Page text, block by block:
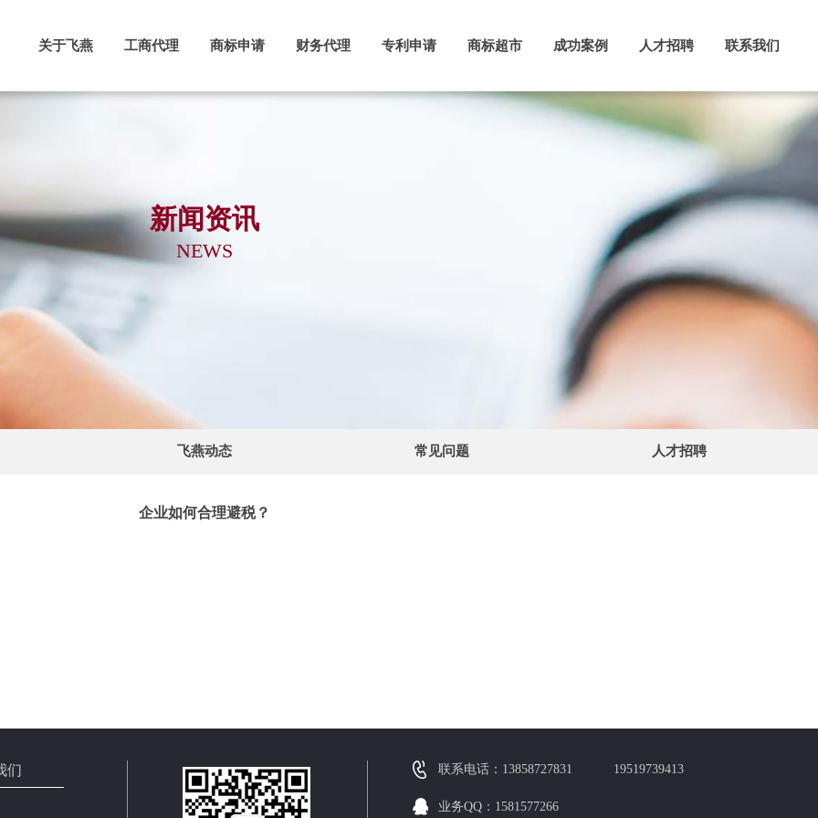
关于飞燕 工商代理 商标申请 财务代理 专利申请 商标超市 成功案例 人才招聘 联系我们
新闻资讯
NEWS
飞燕动态 常见问题 人才招聘
企业如何合理避税？
们
业务QQ：1581577266
联系电话：13858727831 19519739413